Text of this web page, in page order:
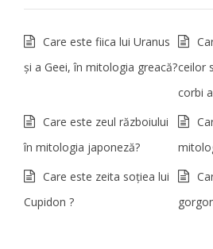
Care este fiica lui Uranus
şi a Geei, în mitologia greacă?ceilor
corbi
Care este zeul războiului
în mitologia japoneză?
Care este zeita soțiea lui
Cupidon ?